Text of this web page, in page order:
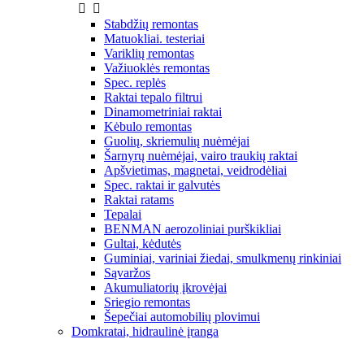


Stabdžių remontas
Matuokliai. testeriai
Variklių remontas
Važiuoklės remontas
Spec. replės
Raktai tepalo filtrui
Dinamometriniai raktai
Kėbulo remontas
Guolių, skriemulių nuėmėjai
Šarnyrų nuėmėjai, vairo traukių raktai
Apšvietimas, magnetai, veidrodėliai
Spec. raktai ir galvutės
Raktai ratams
Tepalai
BENMAN aerozoliniai purškikliai
Gultai, kėdutės
Guminiai, variniai žiedai, smulkmenų rinkiniai
Sąvaržos
Akumuliatorių įkrovėjai
Sriegio remontas
Šepečiai automobilių plovimui
Domkratai, hidraulinė įranga